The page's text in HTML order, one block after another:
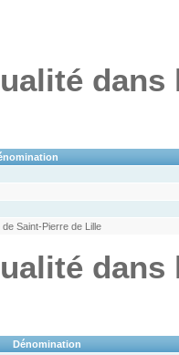
Saint-Pierre de Lille
Dénomination